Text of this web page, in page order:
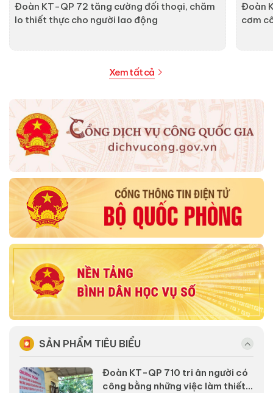
Đoàn KT-QP 72 tăng cường đối thoại, chăm
lo thiết thực cho người lao động
Đoàn
cơm
Xem tất cả
SẢN PHẨM TIÊU BIỂU
Đoàn KT-QP 710 tri ân người có
công bằng những việc làm thiết